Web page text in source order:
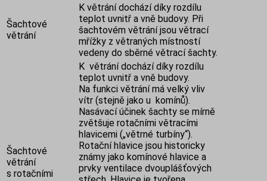
Šachtové
větrání
K větrání dochází díky rozdílu
teplot uvnitř a vně budovy. Při
šachtovém větrání jsou větrací
mřížky z větraných místností
vedeny do sběrné větrací šachty.
Šachtové
větrání
s rotačními
K větrání dochází díky rozdílu
teplot uvnitř a vně budovy.
Na funkci větrání má velký vliv
vítr (stejně jako u komínů).
Nasávací účinek šachty se mírně
zvětšuje rotačními větracími
hlavicemi („větrné turbíny“).
Rotační hlavice jsou historicky
známy jako komínové hlavice a
prvky ventilace dvouplášťových